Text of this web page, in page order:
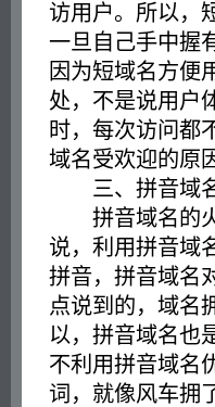
访用户。所以，
一旦自己手中握
因为短域名方便
处，不是说用户
时，每次访问都
域名受欢迎的原
三、拼音域名
拼音域名的火
说，利用拼音域
拼音，拼音域名
点说到的，域名
以，拼音域名也
不利用拼音域名
词，就像风车拥